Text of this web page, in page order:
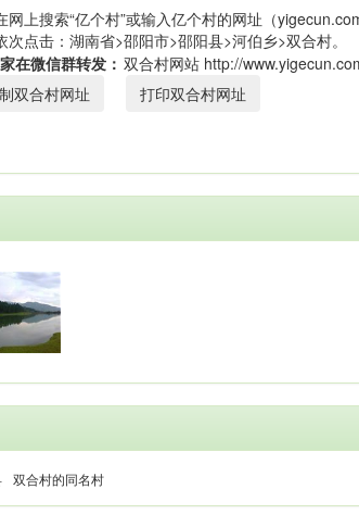
网上搜索“亿个村”或输入亿个村的网址（
次点击：湖南省>邵阳市>邵阳县>河伯乡>双合村。
在微信群转发：
双合村网址
打印双合村网址
双合村的同名村